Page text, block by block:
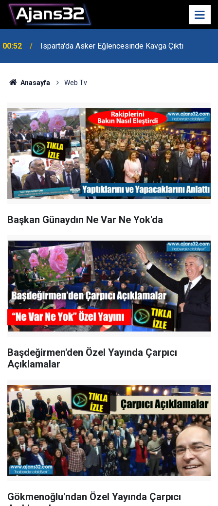
00:52 Isparta'da Asker Eğlencesinde Kavga Çıktı
Anasayfa Web Tv
Başkan Günaydın Ne Var Ne Yok'da
Başdeğirmen'den Özel Yayında Çarpıcı
Açıklamalar
Gökmenoğlu'ndan Özel Yayında Çarpıcı